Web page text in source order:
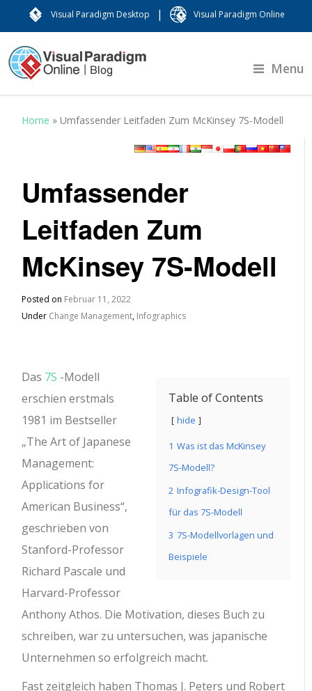
Visual Paradigm Desktop | Visual Paradigm Online
Menu
Home »Umfassender Leitfaden Zum McKinsey 7S-Modell
Umfassender
Leitfaden Zum
McKinsey 7S-Modell
Posted on Februar 11, 2022
Under Change Management, Infographics
Table of Contents
hide
1 Was ist das McKinsey
7S-Modell?
2 Infografik-Design-Tool
für das 7S-Modell
3 7S-Modellvorlagen und
Beispiele
Das 7S -Modell
erschien erstmals
1981 im Bestseller
„The Art of Japanese
Management:
Applications for
American Business“,
geschrieben von
Stanford-Professor
Richard Pascale und
Harvard-Professor
Anthony Athos. Die Motivation, dieses Buch zu
schreiben, war zu untersuchen, was japanische
Unternehmen so erfolgreich macht.
Fast zeitgleich haben Thomas J. Peters und Robert